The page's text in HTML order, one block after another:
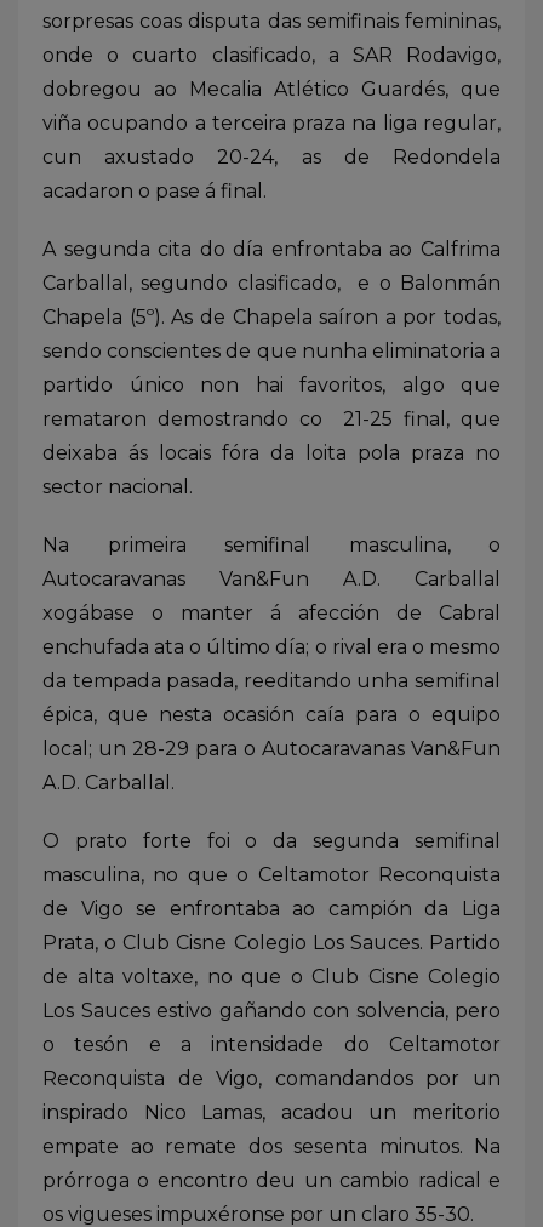
sorpresas coas disputa das semifinais femininas,
onde o cuarto clasificado, a SAR Rodavigo,
dobregou ao Mecalia Atlético Guardés, que
viña ocupando a terceira praza na liga regular,
cun axustado 20-24, as de Redondela
acadaron o pase á final.
A segunda cita do día enfrontaba ao Calfrima
Carballal, segundo clasificado, e o Balonmán
Chapela (5º). As de Chapela saíron a por todas,
sendo conscientes de que nunha eliminatoria a
partido único non hai favoritos, algo que
remataron demostrando co 21-25 final, que
deixaba ás locais fóra da loita pola praza no
sector nacional.
Na primeira semifinal masculina, o
Autocaravanas Van&Fun A.D. Carballal
xogábase o manter á afección de Cabral
enchufada ata o último día; o rival era o mesmo
da tempada pasada, reeditando unha semifinal
épica, que nesta ocasión caía para o equipo
local; un 28-29 para o Autocaravanas Van&Fun
A.D. Carballal.
O prato forte foi o da segunda semifinal
masculina, no que o Celtamotor Reconquista
de Vigo se enfrontaba ao campión da Liga
Prata, o Club Cisne Colegio Los Sauces. Partido
de alta voltaxe, no que o Club Cisne Colegio
Los Sauces estivo gañando con solvencia, pero
o tesón e a intensidade do Celtamotor
Reconquista de Vigo, comandandos por un
inspirado Nico Lamas, acadou un meritorio
empate ao remate dos sesenta minutos. Na
prórroga o encontro deu un cambio radical e
os vigueses impuxéronse por un claro 35-30.